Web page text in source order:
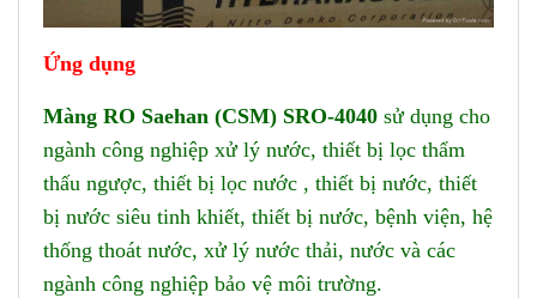
Ứng dụng
Màng RO Saehan (CSM) SRO-4040 sử dụng cho
ngành công nghiệp xử lý nước, thiết bị lọc thẩm
thấu ngược, thiết bị lọc nước , thiết bị nước, thiết
bị nước siêu tinh khiết, thiết bị nước, bệnh viện, hệ
thống thoát nước, xử lý nước thải, nước và các
ngành công nghiệp bảo vệ môi trường.